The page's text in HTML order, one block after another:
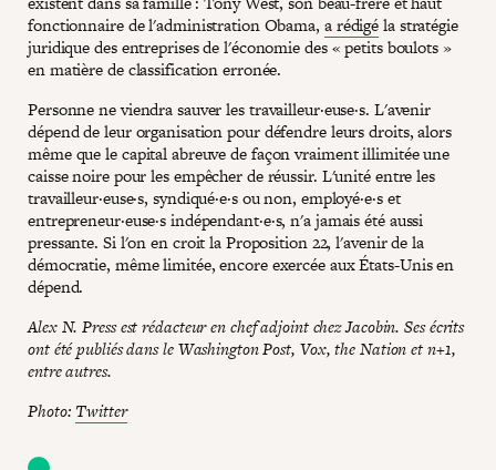
fonctionnaire de l'administration Obama, a rédigéla stratégie
juridique des entreprises de l'économie des « petits boulots »
en matière de classification erronée.
Personne ne viendra sauver les travailleur·euse·s. L'avenir
dépend de leur organisation pour défendre leurs droits, alors
même que le capital abreuve de façon vraiment illimitée une
caisse noire pour les empêcher de réussir. L'unité entre les
travailleur·euse·s, syndiqué·e·s ou non, employé·e·s et
entrepreneur·euse·s indépendant·e·s, n'a jamais été aussi
pressante. Si l'on en croit la Proposition 22, l'avenir de la
démocratie, même limitée, encore exercée aux États-Unis en
dépend.
Alex N. Press est rédacteur en chef adjoint chez Jacobin. Ses écrits
ont été publiés dans le Washington Post, Vox, the Nation et n+1,
entre autres.
Photo: Twitter